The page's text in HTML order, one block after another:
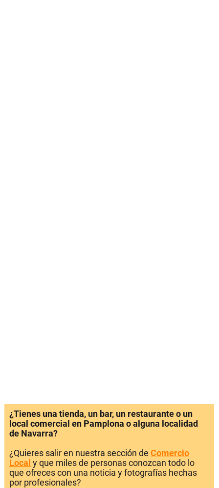
¿Tienes una tienda, un bar, un restaurante o un
local comercial en Pamplona o alguna localidad
de Navarra?
¿Quieres salir en nuestra sección de Comercio
Local y que miles de personas conozcan todo lo
que ofreces con una noticia y fotografías hechas
por profesionales?